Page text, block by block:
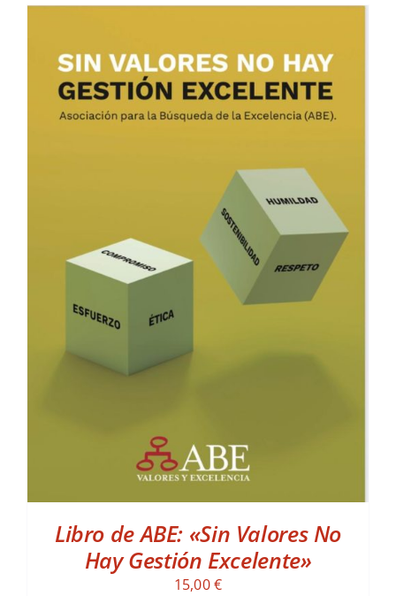
ADD TO CART / DETALLES
Libro de ABE: «Sin Valores No
Hay Gestión Excelente»
15,00€